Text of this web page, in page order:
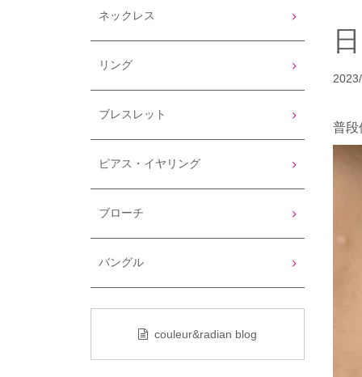
普段
ネックレス
リング
ブレスレット
ピアス・イヤリング
ブローチ
バングル
couleur&radian blog